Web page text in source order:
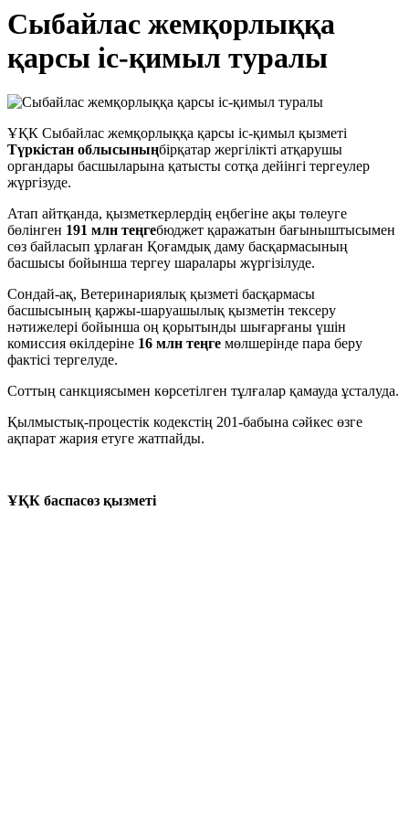
Сыбайлас жемқорлыққа
қарсы іс-қимыл туралы
ҰҚК Сыбайлас жемқорлыққа қарсы іс-қимыл қызметі
Түркістан облысыныңбірқатар жергілікті атқарушы
органдары басшыларына қатысты сотқа дейінгі тергеулер
жүргізуде.
Атап айтқанда, қызметкерлердің еңбегіне ақы төлеуге
бөлінген 191 млн теңгебюджет қаражатын бағыныштысымен
сөз байласып ұрлаған Қоғамдық даму басқармасының
басшысы бойынша тергеу шаралары жүргізілуде.
Сондай-ақ, Ветеринариялық қызметі басқармасы
басшысының қаржы-шаруашылық қызметін тексеру
нәтижелері бойынша оң қорытынды шығарғаны үшін
комиссия өкілдеріне 16 млн теңге мөлшерінде пара беру
фактісі тергелуде.
Соттың санкциясымен көрсетілген тұлғалар қамауда ұсталуда.
Қылмыстық-процестік кодекстің 201-бабына сәйкес өзге
ақпарат жария етуге жатпайды.
ҰҚК баспасөз қызметі